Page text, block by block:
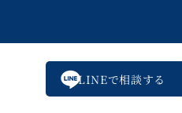
LINEで相談する